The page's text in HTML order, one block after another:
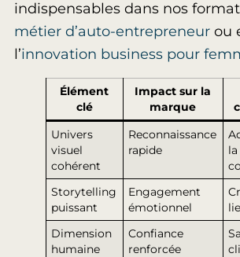
indispensables dans nos
métier d’auto-entrepreneurou
l’innovation business pour
Élément
clé
Impact sur la
marque
Univers
visuel
cohérent
Reconnaissance
rapide
la
Storytelling
puissant
Engagement
émotionnel
Dimension
humaine
Confiance
renforcée